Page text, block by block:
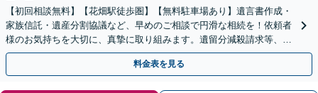
【初回相談無料】【花畑駅徒歩圏】【無料駐車場あり】遺言書作成・
家族信託・遺産分割協議など、早めのご相談で円滑な相続を！依頼者
様のお気持ちを大切に、真摯に取り組みます。遺留分減殺請求等、揉
めた場合も親身になって対応致します。
料金表を見る